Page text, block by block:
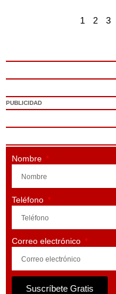
1 2 3
PUBLICIDAD
Nombre
Teléfono
Correo electrónico
Suscríbete Gratis